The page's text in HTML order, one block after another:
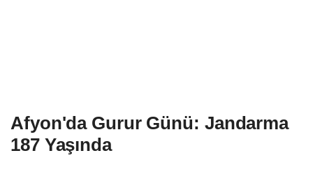
Afyon'da Gurur Günü: Jandarma
187 Yaşında